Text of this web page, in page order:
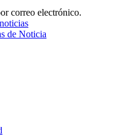
correo electrónico.